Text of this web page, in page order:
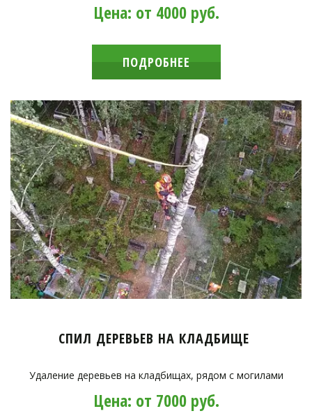
Цена: от 4000 руб.
ПОДРОБНЕЕ
СПИЛ ДЕРЕВЬЕВ НА КЛАДБИЩЕ
Удаление деревьев на кладбищах, рядом с могилами
Цена: от 7000 руб.